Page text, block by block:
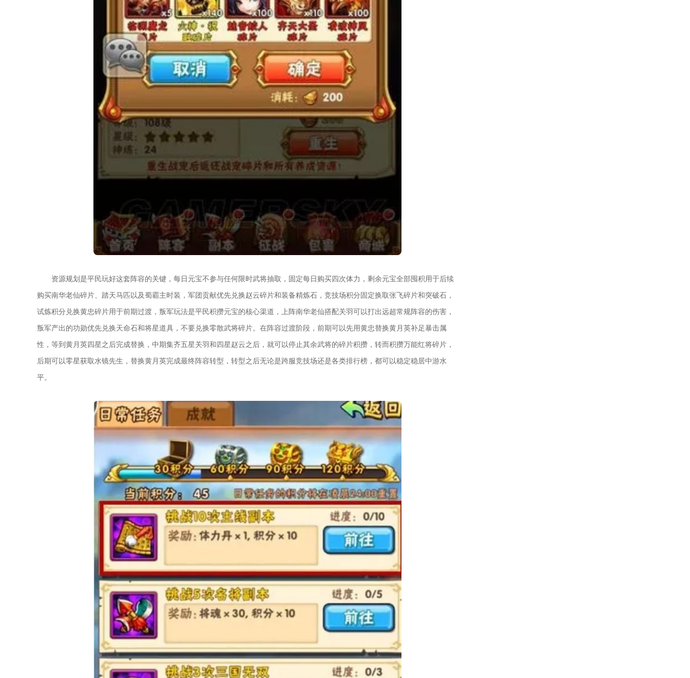
资源规划是平民玩好这套阵容的关键，每日元宝不参与任何限时武将抽取，固定每日购买四次体力，剩余元宝全部囤积用于后续
购买南华老仙碎片、踏天马匹以及蜀霸主时装，军团贡献优先兑换赵云碎片和装备精炼石，竞技场积分固定换取张飞碎片和突破石，
试炼积分兑换黄忠碎片用于前期过渡，叛军玩法是平民积攒元宝的核心渠道，上阵南华老仙搭配关羽可以打出远超常规阵容的伤害，
叛军产出的功勋优先兑换天命石和将星道具，不要兑换零散武将碎片。在阵容过渡阶段，前期可以先用黄忠替换黄月英补足暴击属
性，等到黄月英四星之后完成替换，中期集齐五星关羽和四星赵云之后，就可以停止其余武将的碎片积攒，转而积攒万能红将碎片，
后期可以零星获取水镜先生，替换黄月英完成最终阵容转型，转型之后无论是跨服竞技场还是各类排行榜，都可以稳定稳居中游水
平。